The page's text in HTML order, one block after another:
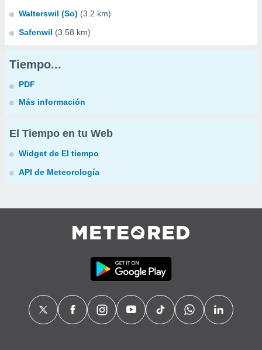
Walterswil (So) (3.2 km)
Safenwil (3.58 km)
Tiempo...
PDF
Más información
El Tiempo en tu Web
Widget de El tiempo
API de Meteorología